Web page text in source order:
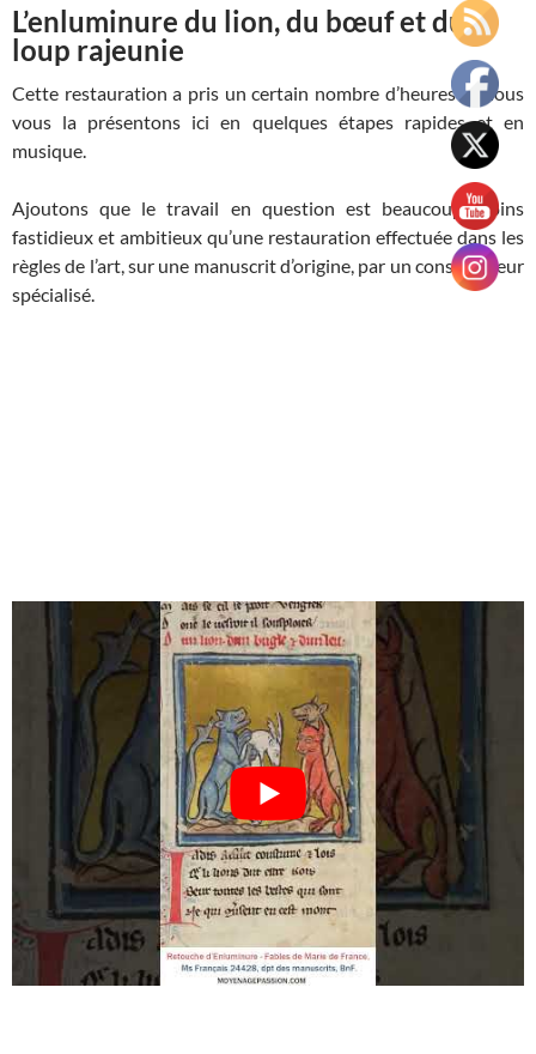
L’enluminure du lion, du bœuf et du
loup rajeunie
Cette restauration a pris un certain nombre d’heures et nous
vous la présentons ici en quelques étapes rapides et en
musique.
Ajoutons que le travail en question est beaucoup moins
fastidieux et ambitieux qu’une restauration effectuée dans les
règles de l’art, sur une manuscrit d’origine, par un conservateur
spécialisé.